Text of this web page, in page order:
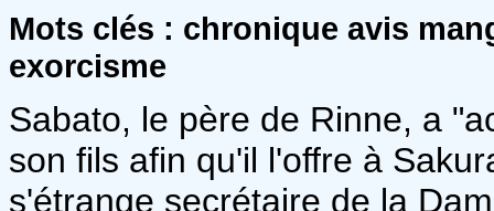
Mots clés : chronique avis
exorcisme
Sabato, le père de Rinne, a
son fils afin qu'il l'offre à
s'étrange secrétaire de la